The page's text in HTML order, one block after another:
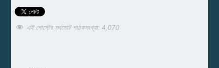
এই পোস্টের সর্বমোট পাঠকসংখ্যা:4,070